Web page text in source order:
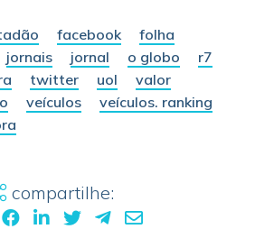
facebook
folha
jornais jornal o globo
r7
twitter uol
valor
veículos
veículos. ranking
compartilhe: